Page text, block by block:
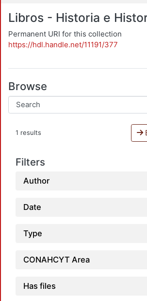
Libros - Historia e
Permanent URI for this collection
https://hdl.handle.net/11191/377
Browse
1 results
Filters
Author
Date
Type
CONAHCYT Area
Has files